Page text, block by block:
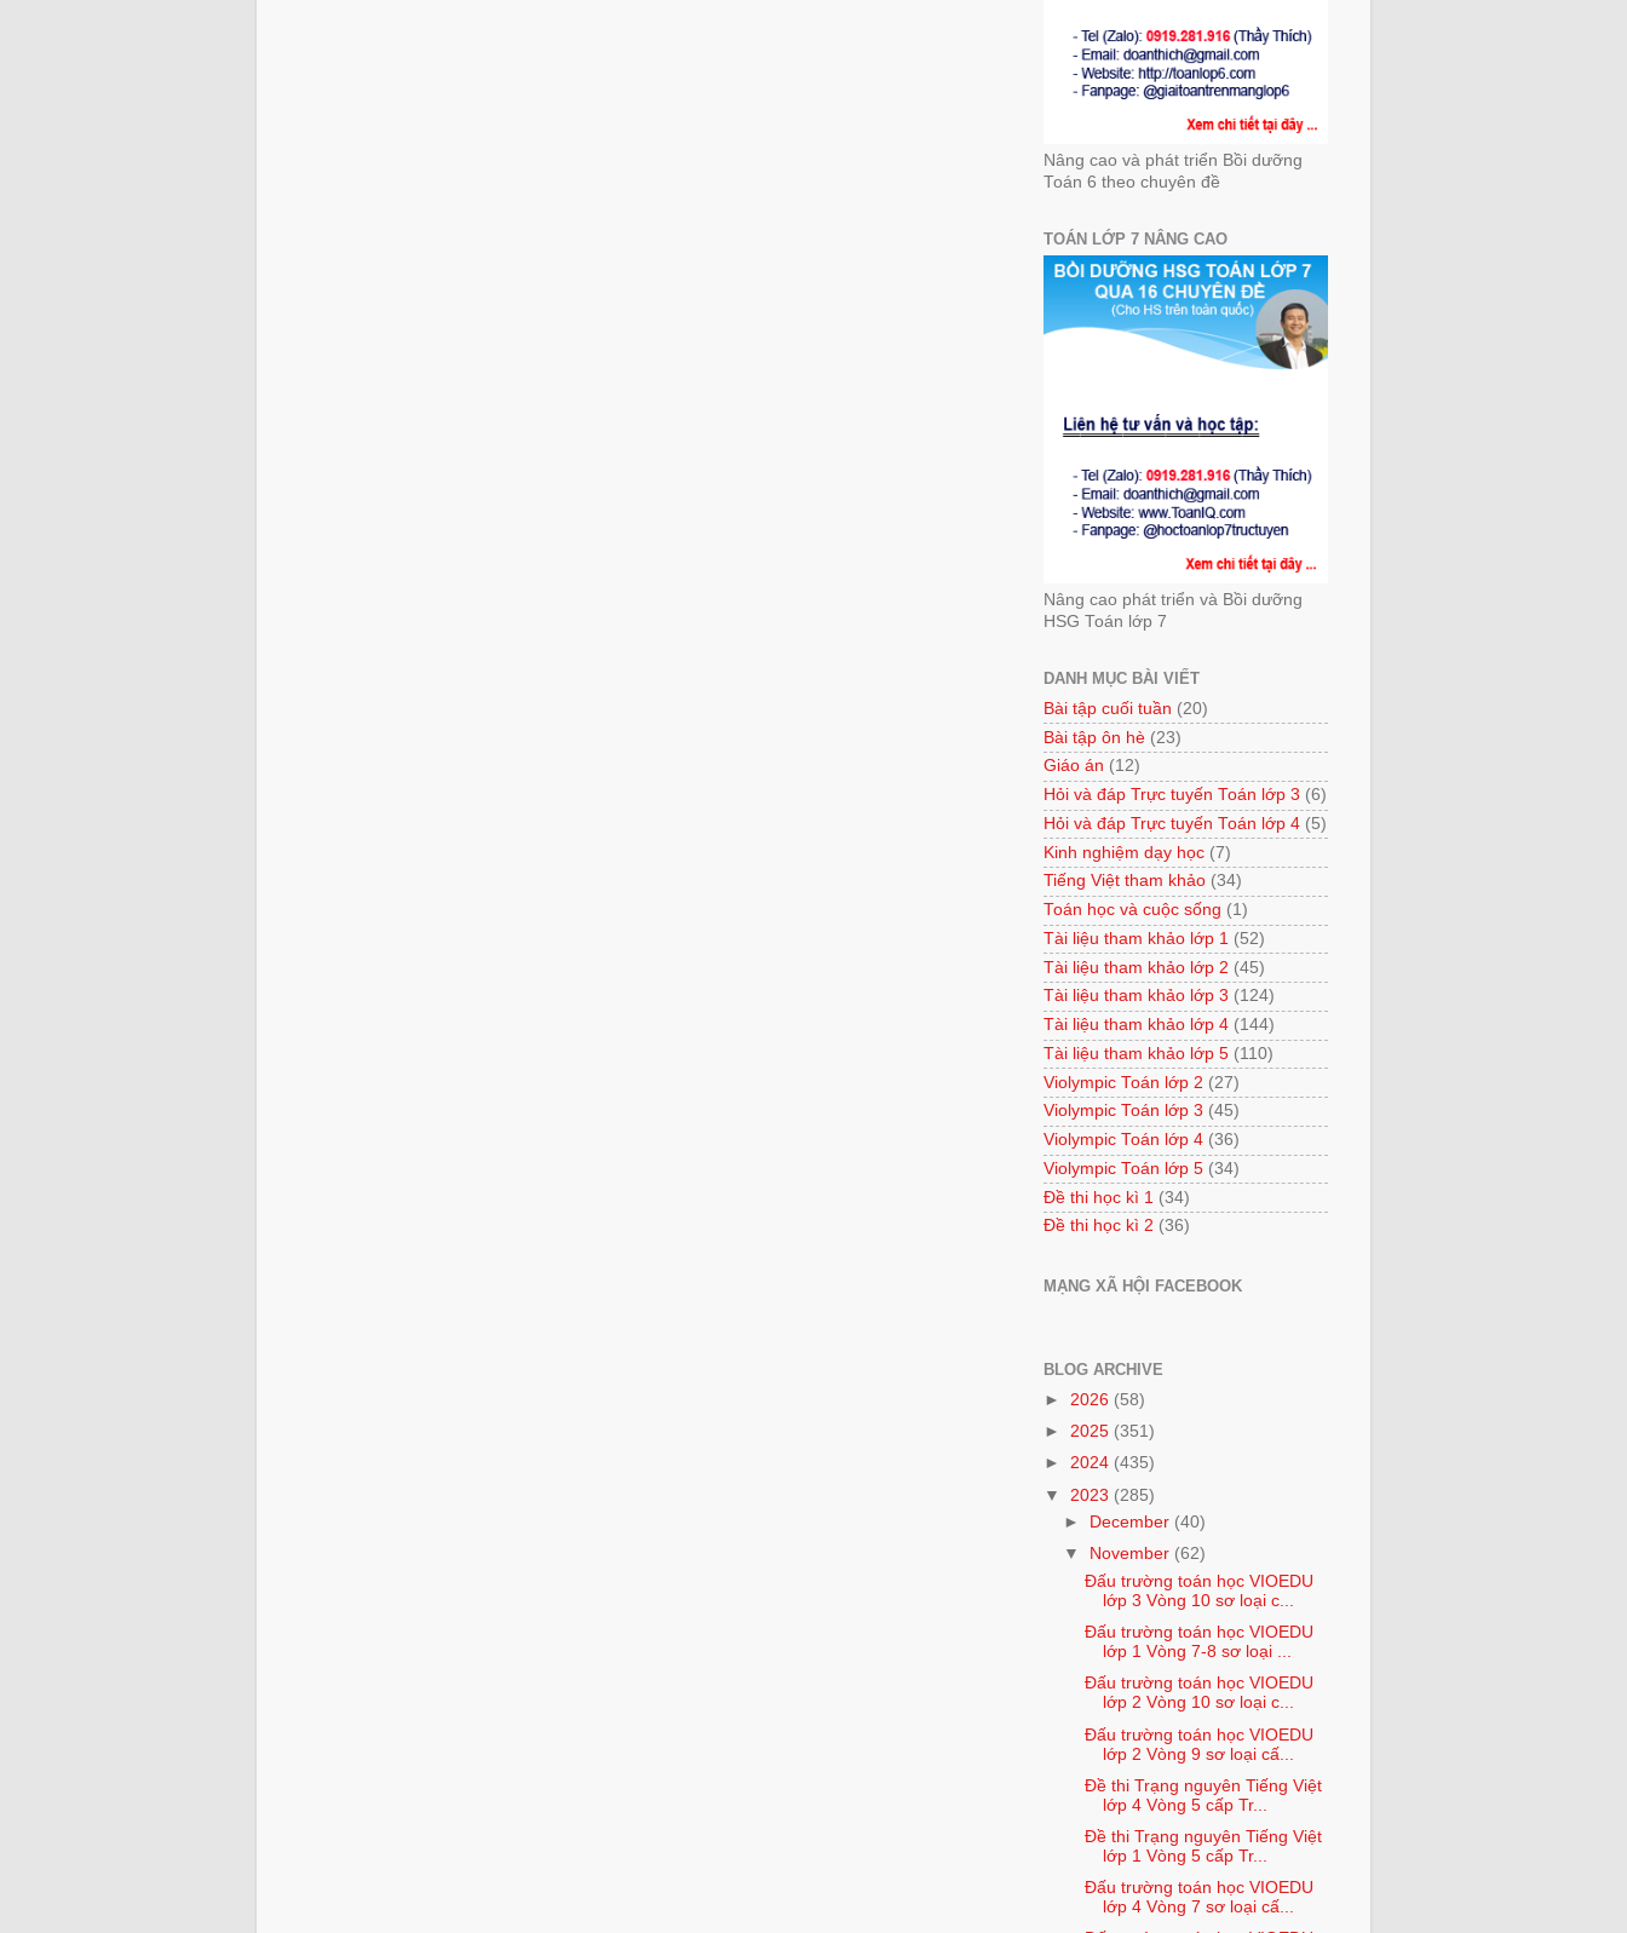
Nâng cao và phát triển Bồi dưỡng
Toán 6 theo chuyên đề
TOÁN LỚP 7 NÂNG CAO
Nâng cao phát triển và Bồi dưỡng
HSG Toán lớp 7
DANH MỤC BÀI VIẾT
Bài tập cuối tuần (20)
Bài tập ôn hè (23)
Giáo án (12)
Hỏi và đáp Trực tuyến Toán lớp 3 (6)
Hỏi và đáp Trực tuyến Toán lớp 4 (5)
Kinh nghiệm dạy học (7)
Tiếng Việt tham khảo (34)
Toán học và cuộc sống (1)
Tài liệu tham khảo lớp 1 (52)
Tài liệu tham khảo lớp 2 (45)
Tài liệu tham khảo lớp 3 (124)
Tài liệu tham khảo lớp 4 (144)
Tài liệu tham khảo lớp 5 (110)
Violympic Toán lớp 2 (27)
Violympic Toán lớp 3 (45)
Violympic Toán lớp 4 (36)
Violympic Toán lớp 5 (34)
Đề thi học kì 1 (34)
Đề thi học kì 2 (36)
MẠNG XÃ HỘI FACEBOOK
BLOG ARCHIVE
► 2026 (58)
► 2025 (351)
► 2024 (435)
▼ 2023 (285)
►
December (40)
▼
November (62)
Đấu trường toán học VIOEDU
lớp 3 Vòng 10 sơ loại c...
Đấu trường toán học VIOEDU
lớp 1 Vòng 7-8 sơ loại ...
Đấu trường toán học VIOEDU
lớp 2 Vòng 10 sơ loại c...
Đấu trường toán học VIOEDU
lớp 2 Vòng 9 sơ loại cấ...
Đề thi Trạng nguyên Tiếng Việt
lớp 4 Vòng 5 cấp Tr...
Đề thi Trạng nguyên Tiếng Việt
lớp 1 Vòng 5 cấp Tr...
Đấu trường toán học VIOEDU
lớp 4 Vòng 7 sơ loại cấ...